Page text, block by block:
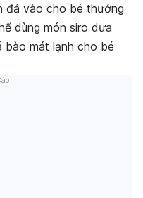
đá vào cho bé thưởng
dùng món siro dưa
bào mát lạnh cho bé